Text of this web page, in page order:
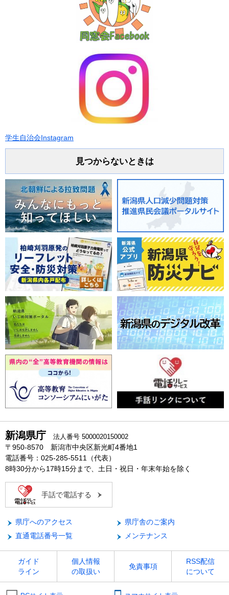
学生自治会Instagram
見つからないときは
新潟県庁 法人番号 5000020150002
〒950-8570 新潟市中央区新光町4番地1
電話番号：025-285-5511（代表）
8時30分から17時15分まで、土日・祝日・年末年始を除く
手話で電話する
県庁へのアクセス
県庁舎のご案内
直通電話番号一覧
メンテナンス
ガイド
ライン
個人情報
の取扱い
免責事項
RSS配信
について